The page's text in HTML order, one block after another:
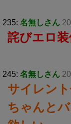
235: 名無しさん
詫びエロ
245: 名無しさん
サイレン
ちゃんと